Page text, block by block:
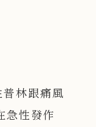
林跟痛風
急性發作